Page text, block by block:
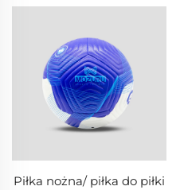
Piłka nożna/ piłka do piłki